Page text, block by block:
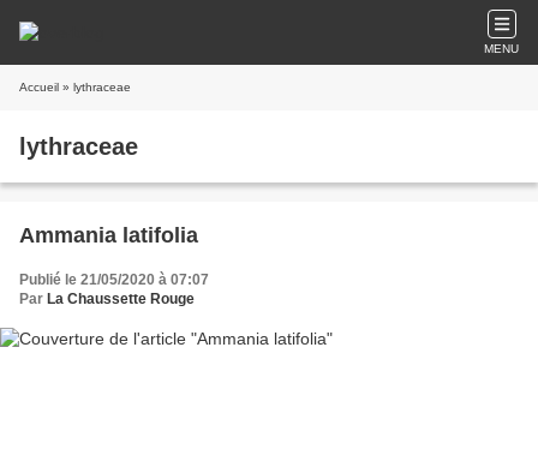
MENU
Accueil » lythraceae
lythraceae
Ammania latifolia
Publié le 21/05/2020 à 07:07
Par La Chaussette Rouge